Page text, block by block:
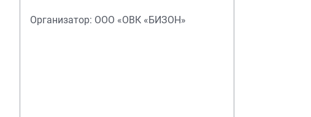
Организатор: ООО «ОВК «БИЗОН»